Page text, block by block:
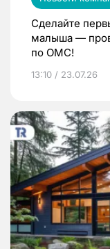
Сделайте
малыша —
по ОМС!
13:10 / 23.07.26